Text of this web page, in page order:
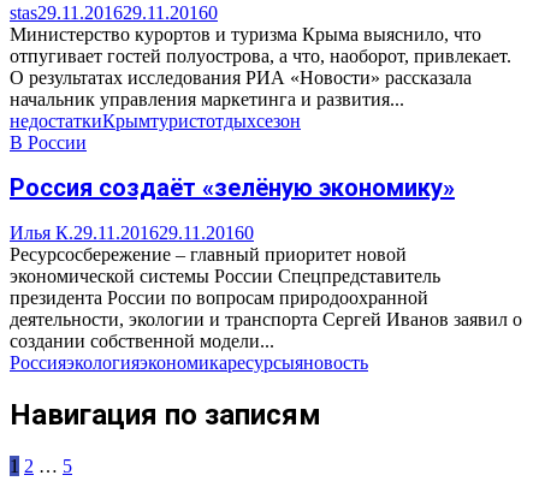
stas29.11.201629.11.20160
Министерство курортов и туризма Крыма выяснило, что
отпугивает гостей полуострова, а что, наоборот, привлекает.
О результатах исследования РИА «Новости» рассказала
начальник управления маркетинга и развития...
недостаткиКрымтуристотдыхсезон
В России
Россия создаёт «зелёную экономику»
Илья К.29.11.201629.11.20160
Ресурсосбережение – главный приоритет новой
экономической системы России Спецпредставитель
президента России по вопросам природоохранной
деятельности, экологии и транспорта Сергей Иванов заявил о
создании собственной модели...
Россияэкологияэкономикаресурсыяновость
Навигация по записям
1 2 … 5